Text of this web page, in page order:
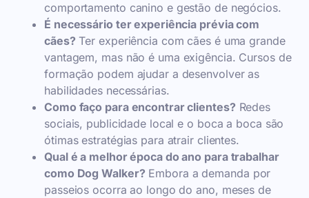
comportamento canino e gestão de negócios.
É necessário ter experiência prévia com
cães? Ter experiência com cães é uma grande
vantagem, mas não é uma exigência. Cursos de
formação podem ajudar a desenvolver as
habilidades necessárias.
Como faço para encontrar clientes? Redes
sociais, publicidade local e o boca a boca são
ótimas estratégias para atrair clientes.
Qual é a melhor época do ano para trabalhar
como Dog Walker? Embora a demanda por
passeios ocorra ao longo do ano, meses de